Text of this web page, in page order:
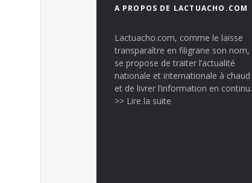
A PROPOS DE LACTUACHO.COM
Lactuacho.com, comme le laisse
transparaître en filigrane son nom,
se propose de traiter l’actualité
nationale et internationale à chaud
et de livrer l’information en continu.
>> Lire la suite